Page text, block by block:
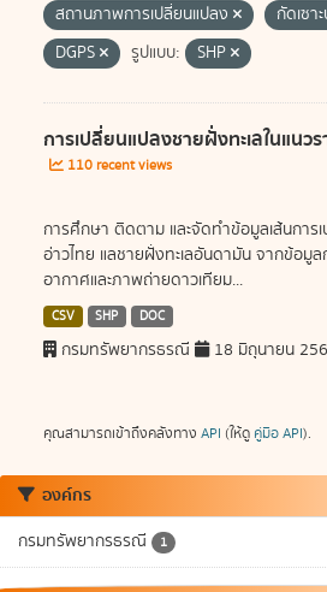
องค์กร
กรมทรัพยากรธรณี 1
สถานภาพการเปลี่ยนแปลง
กัดเซา
DGPS
รูปแบบ: SHP
การเปลี่ยนแปลงชายฝั่งทะเลในแนว
110 recent views
การศึกษา ติดตาม และจัดทำข้อมูลเส้นการ
อ่าวไทย แลชายฝั่งทะเลอันดามัน จากข้อมู
อากาศและภาพถ่ายดาวเทียม...
CSV SHP DOC
กรมทรัพยากรธรณี 18 มิถุนายน
คุณสามารถเข้าถึงคลังทาง API (ให้ดู คู่มือ API).